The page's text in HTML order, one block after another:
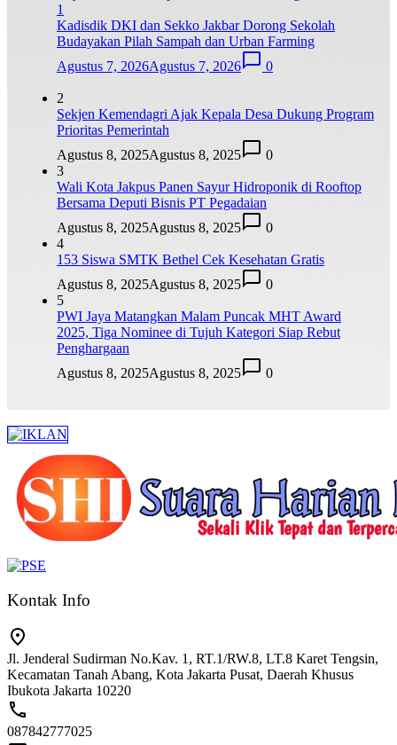
1
Kadisdik DKI dan Sekko Jakbar Dorong Sekolah
Budayakan Pilah Sampah dan Urban Farming
Agustus 7, 2026Agustus 7, 2026 0
2
Sekjen Kemendagri Ajak Kepala Desa Dukung Program
Prioritas Pemerintah
Agustus 8, 2025Agustus 8, 2025
0
3
Wali Kota Jakpus Panen Sayur Hidroponik di Rooftop
Bersama Deputi Bisnis PT Pegadaian
Agustus 8, 2025Agustus 8, 2025
0
4
153 Siswa SMTK Bethel Cek Kesehatan Gratis
Agustus 8, 2025Agustus 8, 2025
0
5
PWI Jaya Matangkan Malam Puncak MHT Award
2025, Tiga Nominee di Tujuh Kategori Siap Rebut
Penghargaan
Agustus 8, 2025Agustus 8, 2025 0
Kontak Info
Jl. Jenderal Sudirman No.Kav. 1, RT.1/RW.8, LT.8 Karet Tengsin,
Kecamatan Tanah Abang, Kota Jakarta Pusat, Daerah Khusus
Ibukota Jakarta 10220
087842777025